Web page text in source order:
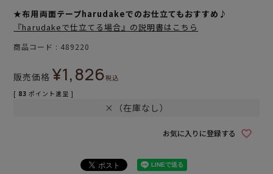
★布用両面テープharudakeでのお仕立てもおすすめ♪
『harudakeで仕立てる場合』の説明書はこちら
商品コード 489220
販売価格 ¥1,826税込
[ 83 ポイント進呈 ]
×（在庫なし）
お気に入りに登録する